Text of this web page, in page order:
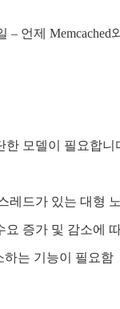
– 언제 Memcached
한 모델이 필요합니
레드가 있는 대형
요 증가 및 감소에
하는 기능이 필요함